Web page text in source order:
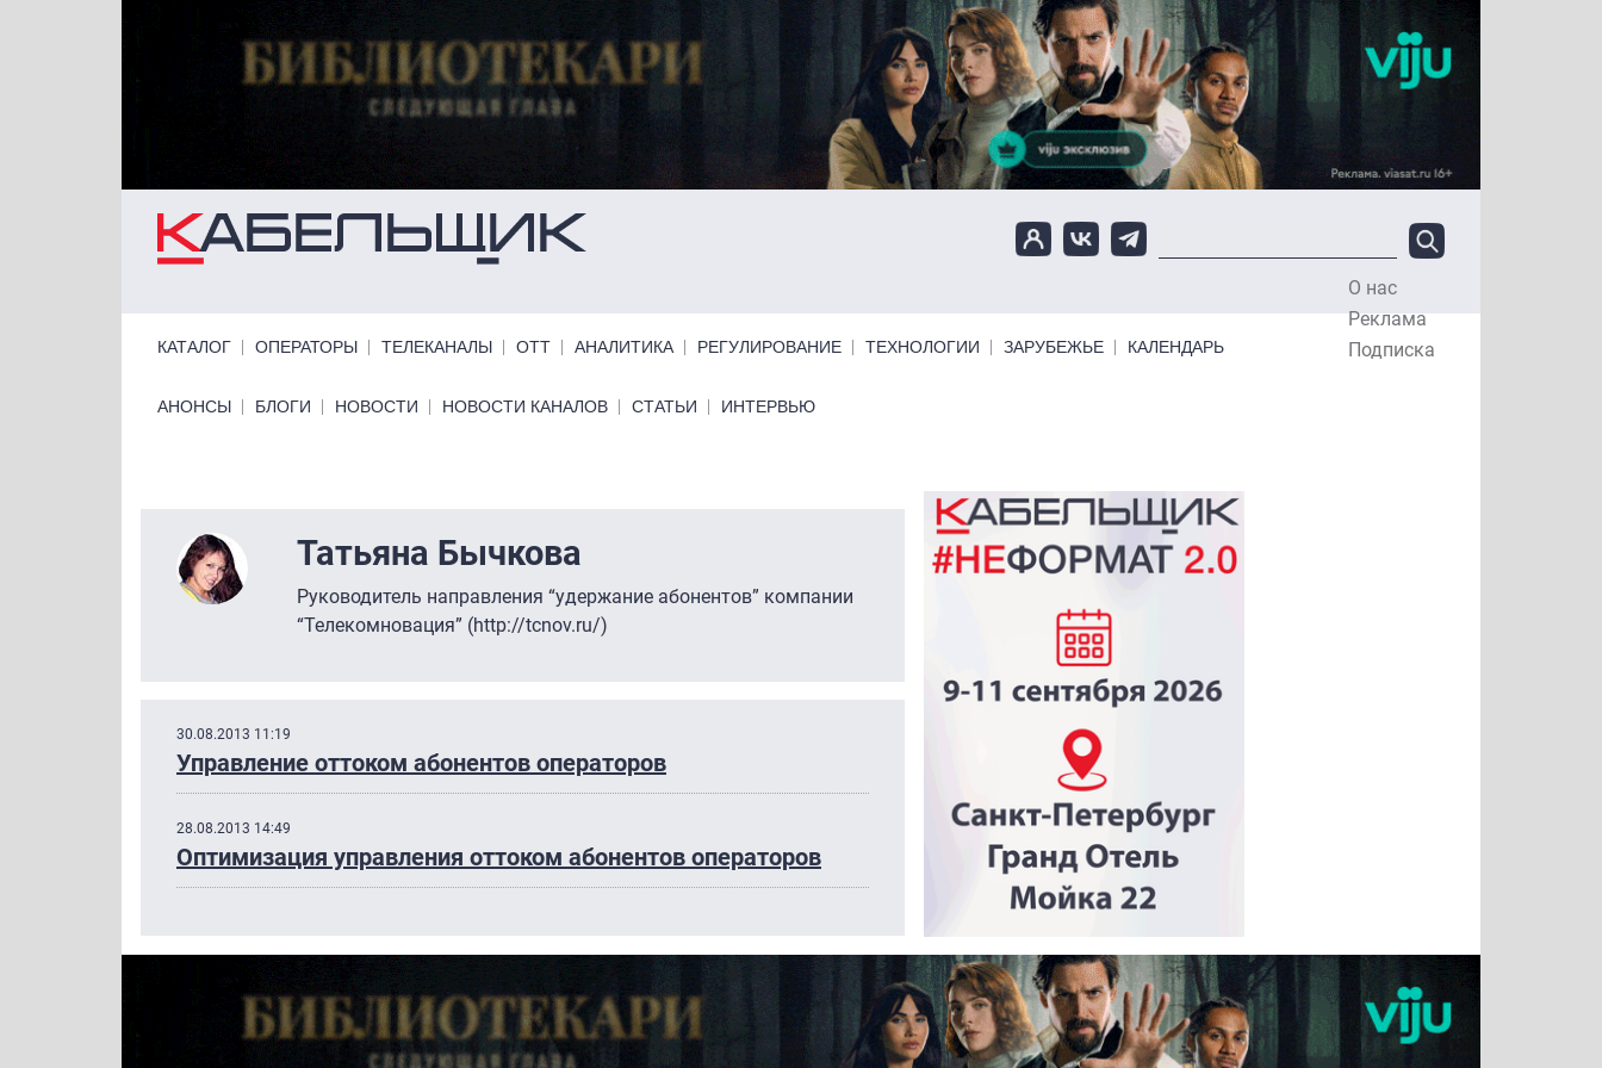
О нас
Реклама
Подписка
КАТАЛОГ ОПЕРАТОРЫ ТЕЛЕКАНАЛЫ ОТТ АНАЛИТИКА РЕГУЛИРОВАНИЕ ТЕХНОЛОГИИ ЗАРУБЕЖЬЕ КАЛЕНДАРЬ
Primary links bottom
АНОНСЫ БЛОГИ НОВОСТИ НОВОСТИ КАНАЛОВ СТАТЬИ ИНТЕРВЬЮ
Татьяна Бычкова
Руководитель направления “удержание абонентов” компании
“Телекомновация” (http://tcnov.ru/)
30.08.2013 11:19
Управление оттоком абонентов операторов
28.08.2013 14:49
Оптимизация управления оттоком абонентов операторов